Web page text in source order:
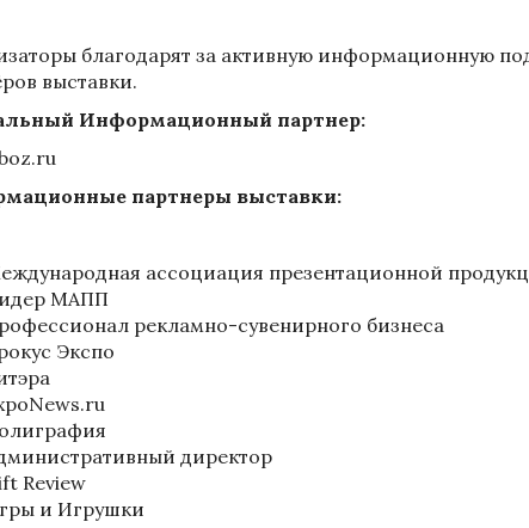
благодарят за активную информационную
выставки.
Информационный партнер:
партнеры выставки:
ассоциация презентационной
МАПП
рекламно-сувенирного бизнеса
Экспо
директор
Review
и Игрушки